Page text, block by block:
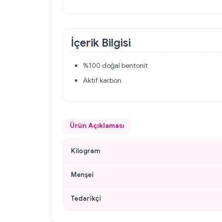
İçerik Bilgisi
%100 doğal bentonit
Aktif karbon
Ürün Açıklaması
Kilogram
Menşei
Tedarikçi